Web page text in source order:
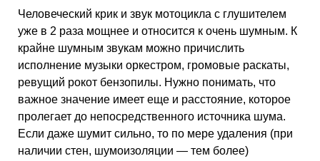
Человеческий крик и звук мотоцикла с глушителем
уже в 2 раза мощнее и относится к очень шумным. К
крайне шумным звукам можно причислить
исполнение музыки оркестром, громовые раскаты,
ревущий рокот бензопилы. Нужно понимать, что
важное значение имеет еще и расстояние, которое
пролегает до непосредственного источника шума.
Если даже шумит сильно, то по мере удаления (при
наличии стен, шумоизоляции — тем более)